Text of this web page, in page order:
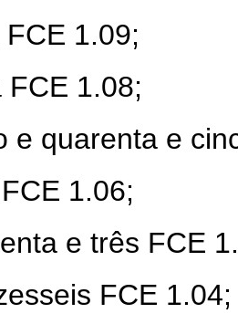
1.09;
FCE 1.08;
e quarenta e
1.06;
e três FCE
FCE 1.04;